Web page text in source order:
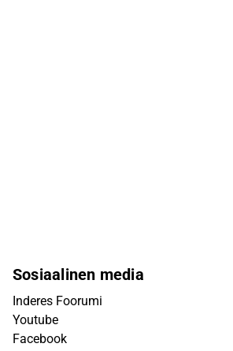
Sosiaalinen media
Inderes Foorumi
Youtube
Facebook